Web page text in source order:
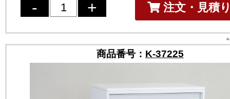
注文・見積
商品番号： K-37225